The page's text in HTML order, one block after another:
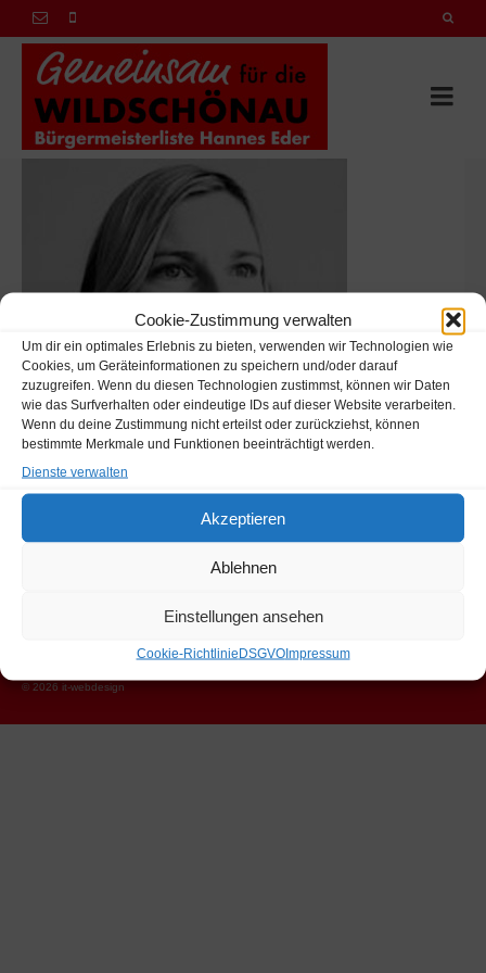
Cookie-Zustimmung verwalten
Um dir ein optimales Erlebnis zu bieten, verwenden wir Technologien wie
Cookies, um Geräteinformationen zu speichern und/oder darauf
zuzugreifen. Wenn du diesen Technologien zustimmst, können wir Daten
wie das Surfverhalten oder eindeutige IDs auf dieser Website verarbeiten.
Wenn du deine Zustimmung nicht erteilst oder zurückziehst, können
bestimmte Merkmale und Funktionen beeinträchtigt werden.
Dienste verwalten
Akzeptieren
Ablehnen
Einstellungen ansehen
Cookie-RichtlinieDSGVOImpressum
© 2026 it-webdesign